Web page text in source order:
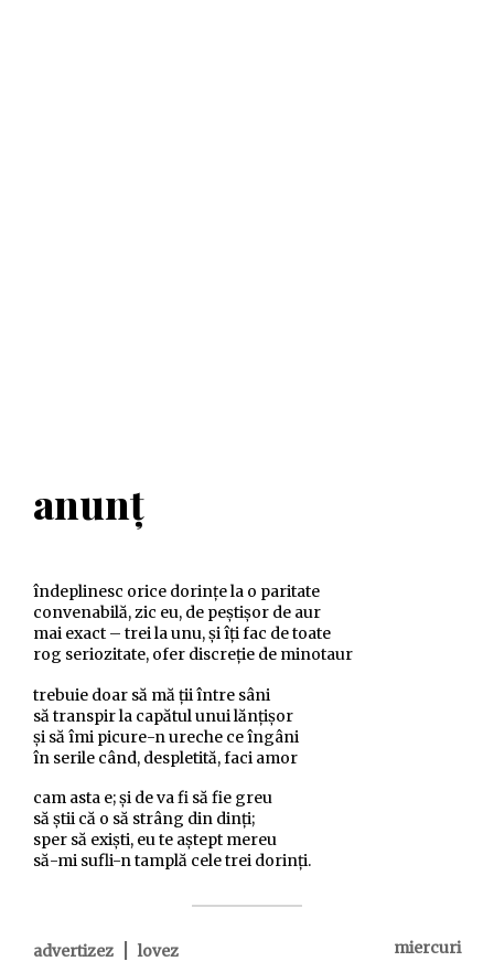
anunţ
îndeplinesc orice dorinţe la o paritate
convenabilă, zic eu, de peştişor de aur
mai exact – trei la unu, şi îţi fac de toate
rog seriozitate, ofer discreţie de minotaur
trebuie doar să mă ţii între sâni
să transpir la capătul unui lănţişor
şi să îmi picure-n ureche ce îngâni
în serile când, despletită, faci amor
cam asta e; şi de va fi să fie greu
să ştii că o să strâng din dinţi;
sper să exişti, eu te aştept mereu
să-mi sufli-n tamplă cele trei dorinţi.
advertizez lovez miercuri